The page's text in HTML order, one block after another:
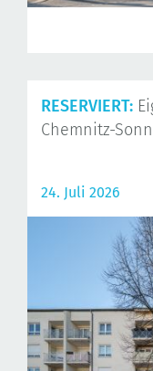
RESERVIERT:
Chemnitz-
24. Juli 2026